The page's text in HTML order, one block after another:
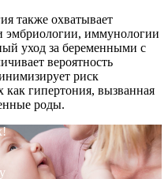
также охватывает
эмбриологии, иммунологии
уход за беременными с
вероятность
риск
гипертония, вызванная
роды.